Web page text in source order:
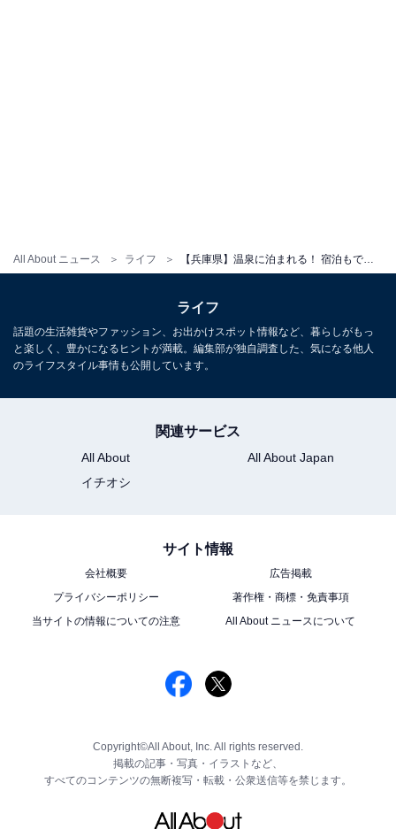
All About ニュース ライフ 【兵庫県】温泉に泊まれる！ 宿泊もできる人気スーパー銭湯・日帰り温泉5選
ライフ
話題の生活雑貨やファッション、お出かけスポット情報など、暮らしがもっ
と楽しく、豊かになるヒントが満載。編集部が独自調査した、気になる他人
のライフスタイル事情も公開しています。
関連サービス
All About
All About Japan
イチオシ
サイト情報
会社概要
広告掲載
プライバシーポリシー
著作権・商標・免責事項
当サイトの情報についての注意
All About ニュースについて
Copyright©All About, Inc. All rights reserved.
掲載の記事・写真・イラストなど、
すべてのコンテンツの無断複写・転載・公衆送信等を禁じます。